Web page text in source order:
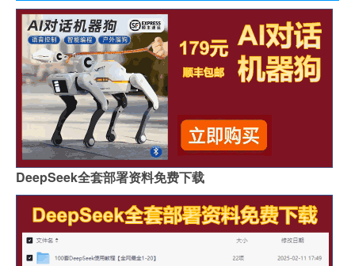
DeepSeek全套部署资料免费下载